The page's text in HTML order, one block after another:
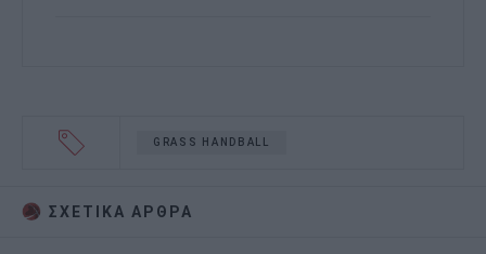
GRASS HANDBALL
ΣΧΕΤΙΚA AΡΘΡΑ